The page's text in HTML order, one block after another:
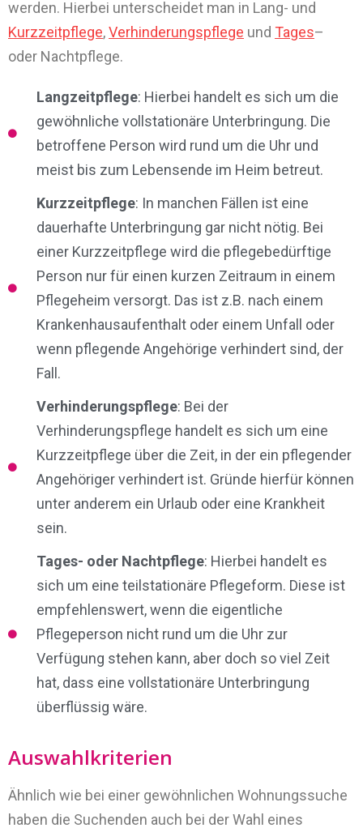
werden. Hierbei unterscheidet man in Lang- und
Kurzzeitpflege,Verhinderungspflege und Tages–
oder Nachtpflege.
Langzeitpflege: Hierbei handelt es sich um die
gewöhnliche vollstationäre Unterbringung. Die
betroffene Person wird rund um die Uhr und
meist bis zum Lebensende im Heim betreut.
Kurzzeitpflege: In manchen Fällen ist eine
dauerhafte Unterbringung gar nicht nötig. Bei
einer Kurzzeitpflege wird die pflegebedürftige
Person nur für einen kurzen Zeitraum in einem
Pflegeheim versorgt. Das ist z.B. nach einem
Krankenhausaufenthalt oder einem Unfall oder
wenn pflegende Angehörige verhindert sind, der
Fall.
Verhinderungspflege: Bei der
Verhinderungspflege handelt es sich um eine
Kurzzeitpflege über die Zeit, in der ein pflegender
Angehöriger verhindert ist. Gründe hierfür können
unter anderem ein Urlaub oder eine Krankheit
sein.
Tages- oder Nachtpflege: Hierbei handelt es
sich um eine teilstationäre Pflegeform. Diese ist
empfehlenswert, wenn die eigentliche
Pflegeperson nicht rund um die Uhr zur
Verfügung stehen kann, aber doch so viel Zeit
hat, dass eine vollstationäre Unterbringung
überflüssig wäre.
Auswahlkriterien
Ähnlich wie bei einer gewöhnlichen Wohnungssuche
haben die Suchenden auch bei der Wahl eines